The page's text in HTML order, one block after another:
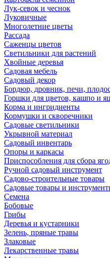
Лук-севок и чеснок
Луковичные
Многолетние цветы
Рассада
Саженцы цветов
Светильники для растений
Хвойные деревья
Садовая мебель
Садовый декор
Бордюр, дровник, печи,
Горшки для цветов, кашпо и
Корма и ингридиенты
Кормушки и скворечники
Садовые светильники
Укрывной материал
Садовый инвентарь
Опоры и каркасы
Приспособления для сбора
Ручной садовый инструмент
Садово-строительные товары
Садовые товары и
Семена
Бобовые
Грибы
Деревья и кустарники
Зелень, пряные травы
Злаковые
Лекарственные травы